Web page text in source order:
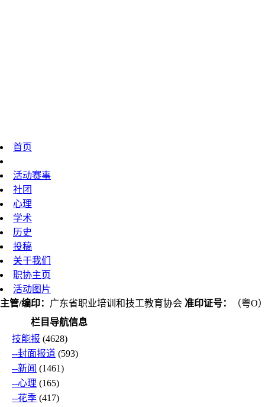
首页
活动赛事
社团
心理
学术
历史
投稿
关于我们
职协主页
活动图片
主管/编印： 广东省职业培训和技工教育协会 准印证号：
（粤O
栏目导航信息
技能报 (4628)
--封面报道 (593)
--新闻 (1461)
--心理 (165)
--花季 (417)